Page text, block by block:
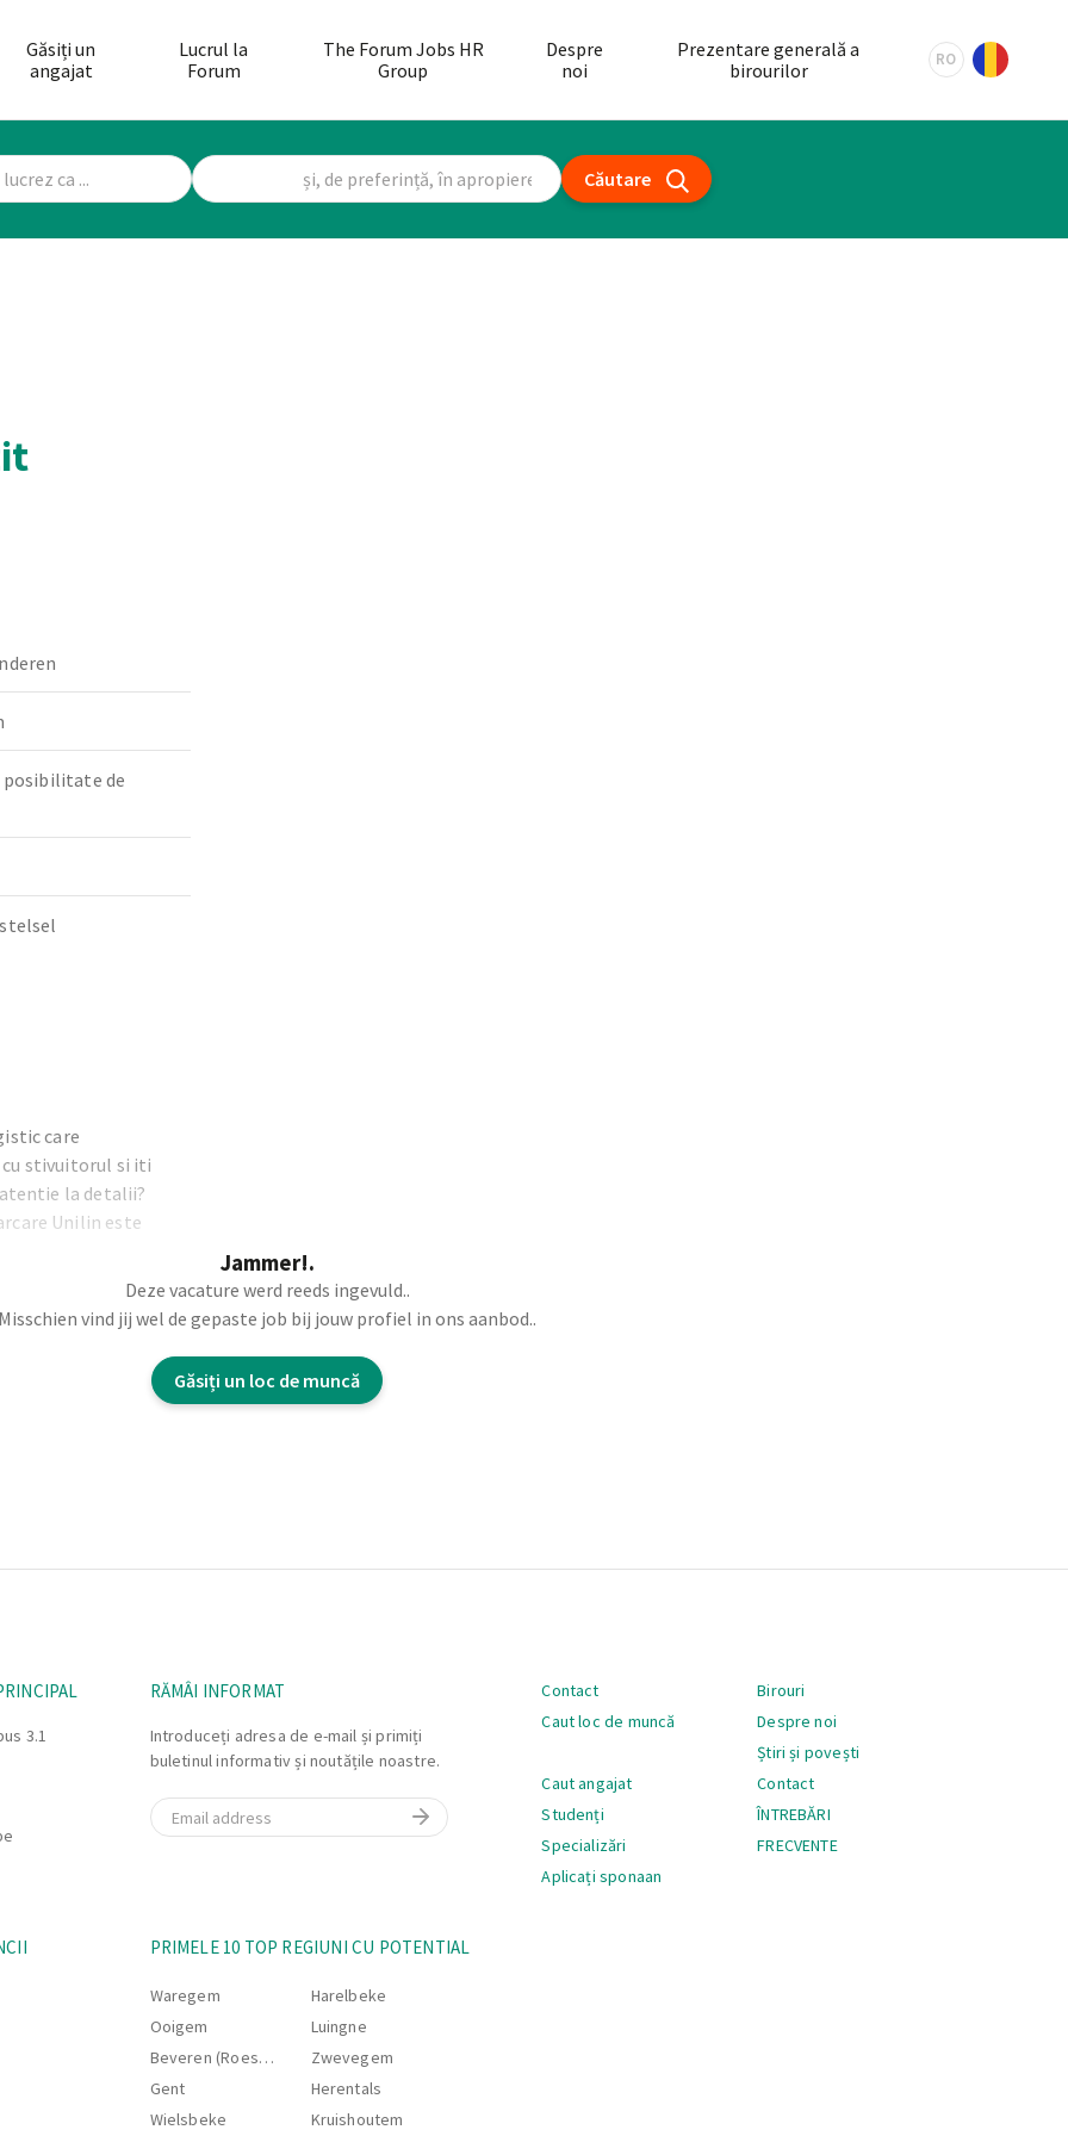
Găsiți un
angajat
Lucrul la
Forum
The Forum Jobs HR
Group
Despre
noi
Prezentare generală a
birourilor
RO
Căutare
de
care
stivuitorul si iti
la detalii?
Unilin este
si continuu. Vei fi
Jammer!.
Deze vacature werd reeds ingevuld..
Misschien vind jij wel de gepaste job bij jouw profiel in ons aanbod..
Găsiți un loc de muncă
3.1
RĂMÂI INFORMAT
Introduceți adresa de e-mail și primiți
buletinul informativ și noutățile noastre.
Email
Navigare
Contact
Caut loc de muncă
Caut angajat
Studenți
Specializări
Aplicați sponaan
Birouri
Despre noi
Știri și povești
Contact
ÎNTREBĂRI
FRECVENTE
PRIMELE 10 TOP REGIUNI CU POTENTIAL
Waregem
Ooigem
Beveren (Roeselare)
Gent
Wielsbeke
Harelbeke
Luingne
Zwevegem
Herentals
Kruishoutem